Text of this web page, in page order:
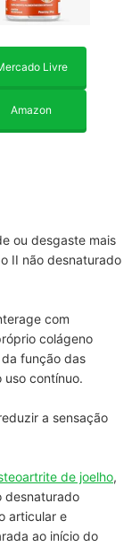
Livre
Amazon
ou desgaste mais
II não desnaturado
com
colágeno
função das
contínuo.
a sensação
de joelho,
desnaturado
articular e
ao início do